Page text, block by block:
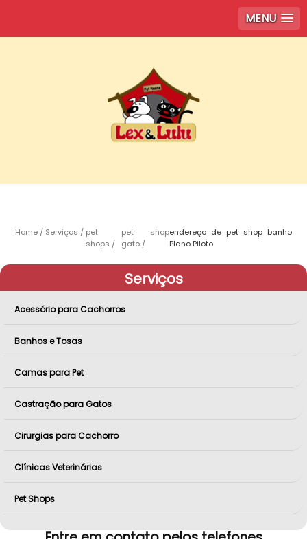
MENU
Home Serviços
pet
shops
pet shop
gato
endereço de pet shop banho
Plano Piloto
Serviços
Acessório para Cachorros
Banhos e Tosas
Camas para Pet
Castração para Gatos
Cirurgias para Cachorro
Clínicas Veterinárias
Pet Shops